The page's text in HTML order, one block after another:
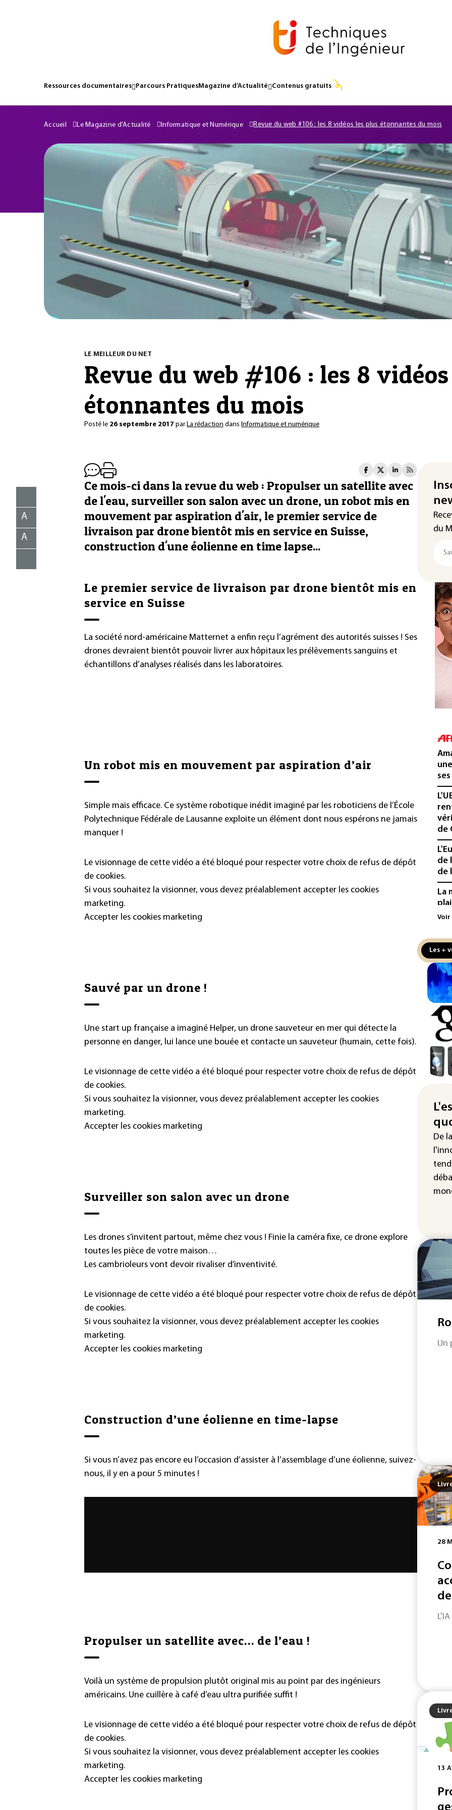
Ressources documentaires Parcours PratiquesMagazine d’Actualité Contenus gratuits
Accueil Le Magazine d'Actualité Informatique et Numérique Revue du web #106 : les 8 vidéos les plus étonnantes du mois
LE MEILLEUR DU NET
Revue du web #106 : les 8
étonnantes du mois
Posté le 26 septembre 2017 par La rédaction dans Informatique et numérique
A
A
Ce mois-ci dans la revue du web : Propulser un satellite avec
de l'eau, surveiller son salon avec un drone, un robot mis en
mouvement par aspiration d'air, le premier service de
livraison par drone bientôt mis en service en Suisse,
construction d'une éolienne en time lapse...
Le premier service de livraison par drone bientôt mis en
service en Suisse
La société nord-américaine Matternet a enfin reçu l’agrément des autorités suisses ! Ses
drones devraient bientôt pouvoir livrer aux hôpitaux les prélèvements sanguins et
échantillons d’analyses réalisés dans les laboratoires.
Un robot mis en mouvement par aspiration d’air
Simple mais efficace. Ce système robotique inédit imaginé par les roboticiens de l’École
Polytechnique Fédérale de Lausanne exploite un élément dont nous espérons ne jamais
manquer !
Le visionnage de cette vidéo a été bloqué pour respecter votre choix de refus de dépôt
de cookies.
Si vous souhaitez la visionner, vous devez préalablement accepter les cookies
marketing.
Accepter les cookies marketing
Sauvé par un drone !
Une start up française a imaginé Helper, un drone sauveteur en mer qui détecte la
personne en danger, lui lance une bouée et contacte un sauveteur (humain, cette fois).
Le visionnage de cette vidéo a été bloqué pour respecter votre choix de refus de dépôt
de cookies.
Si vous souhaitez la visionner, vous devez préalablement accepter les cookies
marketing.
Accepter les cookies marketing
Surveiller son salon avec un drone
Les drones s’invitent partout, même chez vous ! Finie la caméra fixe, ce drone explore
toutes les pièce de votre maison…
Les cambrioleurs vont devoir rivaliser d’inventivité.
Le visionnage de cette vidéo a été bloqué pour respecter votre choix de refus de dépôt
de cookies.
Si vous souhaitez la visionner, vous devez préalablement accepter les cookies
marketing.
Accepter les cookies marketing
Construction d’une éolienne en time-lapse
Si vous n’avez pas encore eu l’occasion d’assister à l’assemblage d’une éolienne, suivez-
nous, il y en a pour 5 minutes !
Propulser un satellite avec… de l’eau !
Voilà un système de propulsion plutôt original mis au point par des ingénieurs
américains. Une cuillère à café d’eau ultra purifiée suffit !
Le visionnage de cette vidéo a été bloqué pour respecter votre choix de refus de dépôt
de cookies.
Si vous souhaitez la visionner, vous devez préalablement accepter les cookies
marketing.
Accepter les cookies marketing
du
de
de
de
La
aux
la
au
la
Le
Voir
Les +
De
Un
28
13